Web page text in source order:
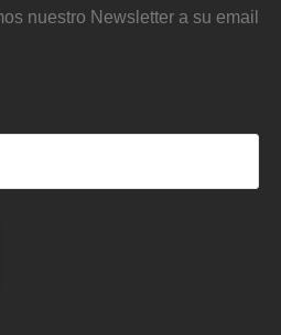
nuestro Newsletter a su email